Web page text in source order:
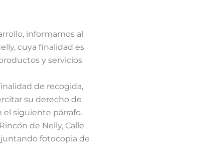
informamos al
cuya finalidad es
y servicios
de recogida,
su derecho de
el siguiente párrafo.
de Nelly, Calle
fotocopia de